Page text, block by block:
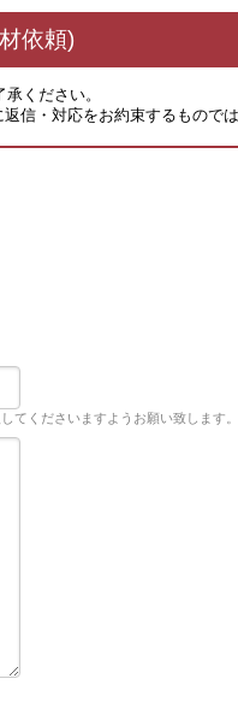
依頼)
ください。
信・対応をお約束するものでは
てくださいますようお願い致します。